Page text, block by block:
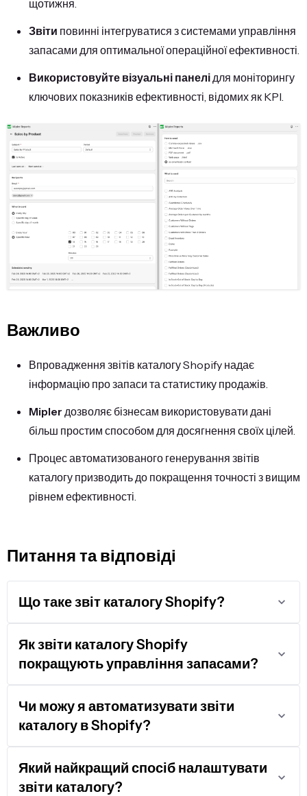
щотижня.
Звіти повинні інтегруватися з системами управління
запасами для оптимальної операційної ефективності.
Використовуйте візуальні панелі для моніторингу
ключових показників ефективності, відомих як KPI.
Важливо
Впровадження звітів каталогу Shopify надає
інформацію про запаси та статистику продажів.
Mipler дозволяє бізнесам використовувати дані
більш простим способом для досягнення своїх цілей.
Процес автоматизованого генерування звітів
каталогу призводить до покращення точності з вищим
рівнем ефективності.
Питання та відповіді
Що таке звіт каталогу Shopify?
Як звіти каталогу Shopify
покращують управління запасами?
Чи можу я автоматизувати звіти
каталогу в Shopify?
Який найкращий спосіб налаштувати
звіти каталогу?